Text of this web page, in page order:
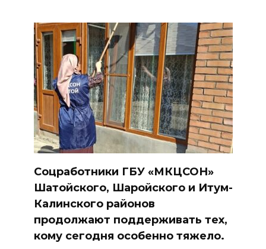
Соцработники ГБУ «МКЦСОН»
Шатойского, Шаройского и Итум-
Калинского районов
продолжают поддерживать тех,
кому сегодня особенно тяжело.